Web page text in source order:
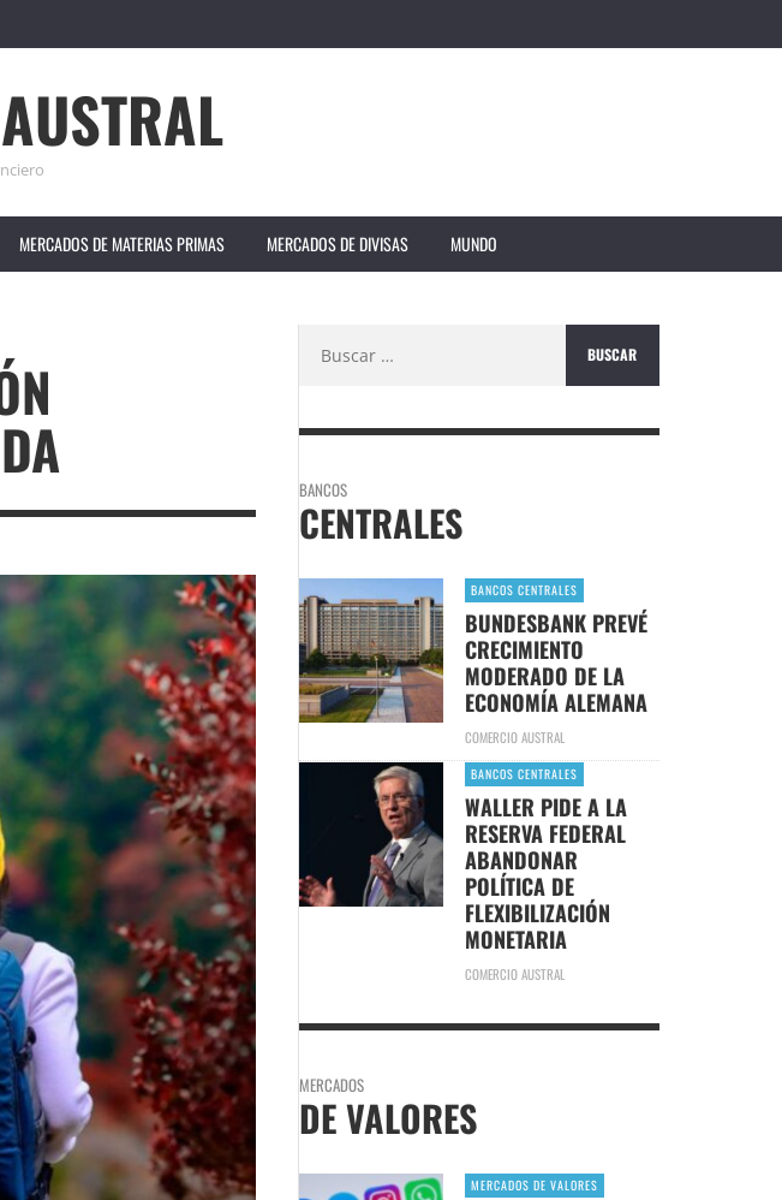
MERCADOS DE MATERIAS PRIMAS MERCADOS DE DIVISAS MUNDO
BANCOS
CENTRALES
BANCOS CENTRALES
BUNDESBANK PREVÉ
CRECIMIENTO
MODERADO DE LA
ECONOMÍA ALEMANA
COMERCIO AUSTRAL
BANCOS CENTRALES
WALLER PIDE A LA
RESERVA FEDERAL
ABANDONAR
POLÍTICA DE
FLEXIBILIZACIÓN
MONETARIA
COMERCIO AUSTRAL
MERCADOS
DE VALORES
MERCADOS DE VALORES